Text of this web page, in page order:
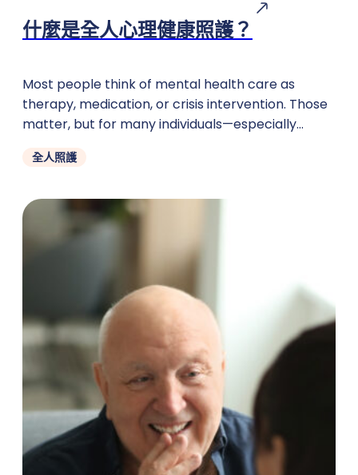
什麼是全人心理健康照護？
Most people think of mental health care as
therapy, medication, or crisis intervention. Those
matter, but for many individuals—especially
全人照護